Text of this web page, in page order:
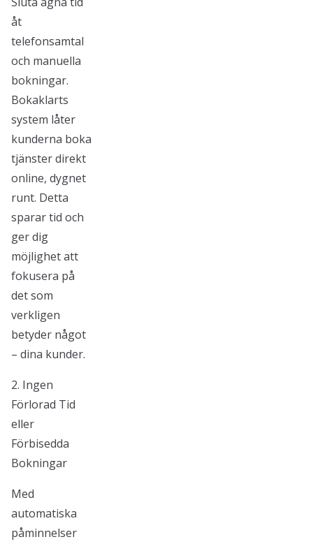
åt
telefonsamtal
och manuella
bokningar.
Bokaklarts
system låter
kunderna boka
tjänster direkt
online, dygnet
runt. Detta
sparar tid och
ger dig
möjlighet att
fokusera på
det som
verkligen
betyder något
– dina kunder.
2. Ingen
Förlorad Tid
eller
Förbisedda
Bokningar
Med
automatiska
påminnelser